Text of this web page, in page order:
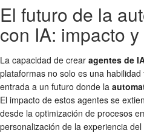
El futuro de la
con IA: impacto
La capacidad de crear agentes de
plataformas no solo es una
entrada a un futuro donde la
El impacto de estos agentes se
desde la optimización de procesos
personalización de la experiencia del